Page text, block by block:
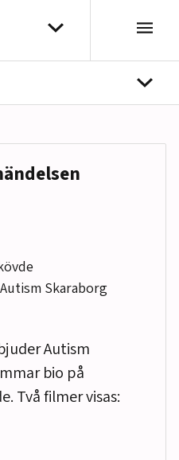
Välj distrikt
Skaraborg
Autism
bio på
Två filmer visas: